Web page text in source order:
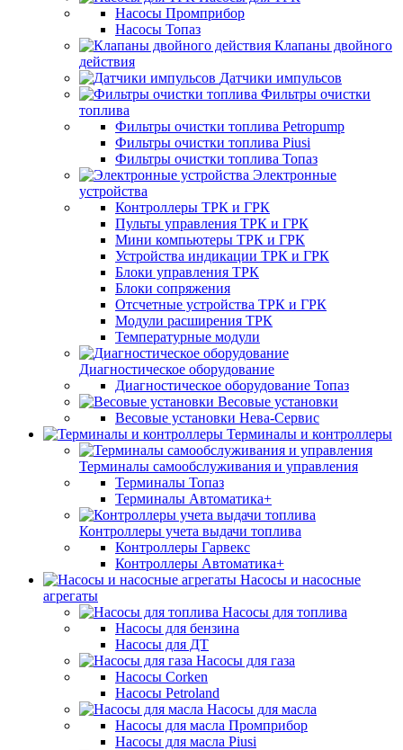
Насосы Промприбор
Насосы Топаз
Клапаны двойного
действия
Датчики импульсов
Фильтры очистки
топлива
Фильтры очистки топлива Petropump
Фильтры очистки топлива Piusi
Фильтры очистки топлива Топаз
Электронные
устройства
Контроллеры ТРК и ГРК
Пульты управления ТРК и ГРК
Мини компьютеры ТРК и ГРК
Устройства индикации ТРК и ГРК
Блоки управления ТРК
Блоки сопряжения
Отсчетные устройства ТРК и ГРК
Модули расширения ТРК
Температурные модули
Диагностическое оборудование
Диагностическое оборудование Топаз
Весовые установки
Весовые установки Нева-Сервис
Терминалы и контроллеры
Терминалы самообслуживания и управления
Терминалы Топаз
Терминалы Автоматика+
Контроллеры учета выдачи топлива
Контроллеры Гарвекс
Контроллеры Автоматика+
Насосы и насосные
агрегаты
Насосы для топлива
Насосы для бензина
Насосы для ДТ
Насосы для газа
Насосы Corken
Насосы Petroland
Насосы для масла
Насосы для масла Промприбор
Насосы для масла Piusi